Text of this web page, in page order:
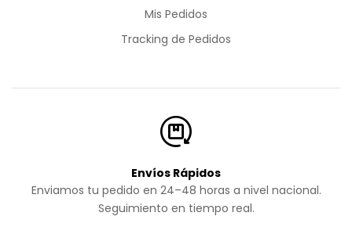
Mis Pedidos
Tracking de Pedidos
Envíos Rápidos
Enviamos tu pedido en 24–48 horas a nivel nacional.
Seguimiento en tiempo real.